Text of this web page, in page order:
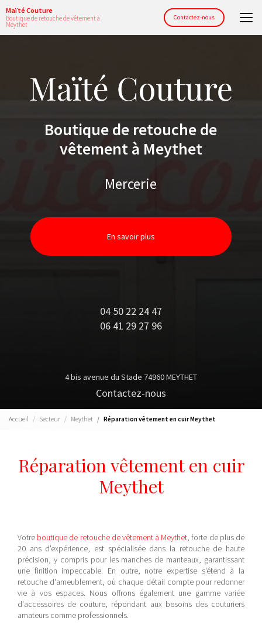
au
contenu
principal
Maïté Couture
Boutique de retouche de vêtement à
Meythet
Contactez-nous
Boutique de retouche de
vêtement à Meythet
Mercerie
En savoir plus
04 50 22 24 47
06 41 29 27 96
4 bis avenue du Stade 74960 MEYTHET
Contactez-nous
Accueil Secteur Meythet Réparation vêtement en cuir Meythet
Réparation vêtement en cuir
Meythet
Votre boutique de retouche de vêtement à Meythet, forte de plus de
20 ans d'expérience, est spécialisée dans la retouche de haute
précision, y compris pour les manches de manteaux, garantissant
une finition impeccable. En outre, notre expertise s'étend à la
retouche d'ameublement, où chaque détail compte pour redonner
vie à vos espaces. Nous offrons également une gamme variée
d'accessoires de couture, répondant aux besoins des couturiers
amateurs comme professionnels.